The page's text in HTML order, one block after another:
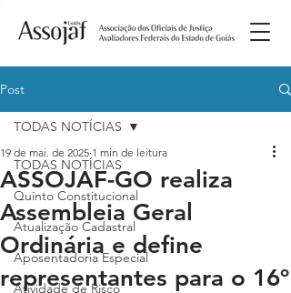
Post
TODAS NOTÍCIAS
Quinto Constitucional
Atualização Cadastral
Aposentadoria Especial
Atividade de Risco
TODAS NOTÍCIAS
ASSOJAF-GO realiza
Assembleia Geral
Ordinária e define
representantes para o 16º
19 de mai. de 2025 1 min de leitura